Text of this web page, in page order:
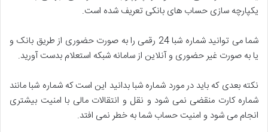
یکپارچه سازی حساب های بانکی تعریف شده است.
شما می توانید شماره شبا 24 رقمی را به صورت حضوری از طریق بانک و
یا به صورت غیر حضوری و آنلاین از سامانه شبکه استعلام بدست آورید.
نکته بعدی که باید در مورد شماره شبا بدانید این است که شماره شبا مانند
شماره کارت منقضی نمی شود و نقل و انتقالات مالی با امنیت بیشتری
انجام می شود و امنیت حساب شما به خطر نمی افتد.